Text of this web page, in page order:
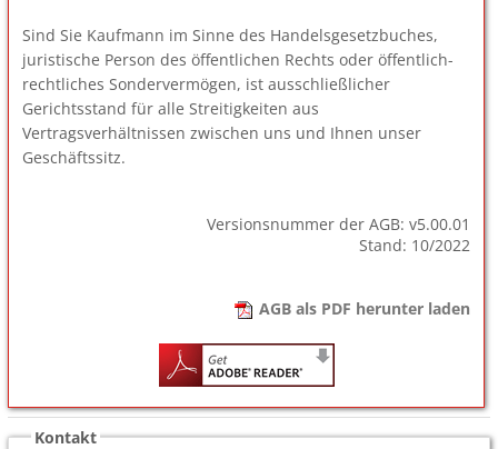
Sind Sie Kaufmann im Sinne des Handelsgesetzbuches,
juristische Person des öffentlichen Rechts oder öffentlich-
rechtliches Sondervermögen, ist ausschließlicher
Gerichtsstand für alle Streitigkeiten aus
Vertragsverhältnissen zwischen uns und Ihnen unser
Geschäftssitz.
Versionsnummer der AGB: v5.00.01
Stand: 10/2022
AGB als PDF herunter laden
Kontakt